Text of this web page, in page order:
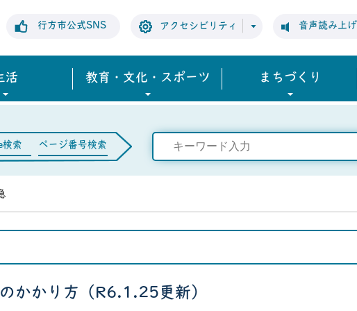
行方市公式SNS アクセシビリティ 音声読み上げ
活 教育・文化・スポーツ まちづくり
検索 ページ番号検索
かかり方（R6.1.25更新）